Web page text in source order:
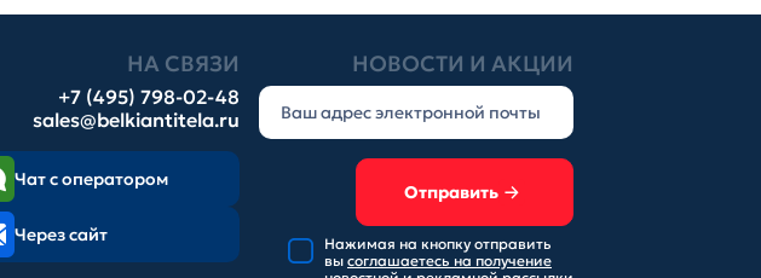
НА СВЯЗИ
+7 (495) 798-02-48
sales@belkiantitela.ru
НОВОСТИ И АКЦИИ
Отправить
Нажимая на кнопку отправить
вы соглашаетесь на получение
Чат с оператором
Через сайт